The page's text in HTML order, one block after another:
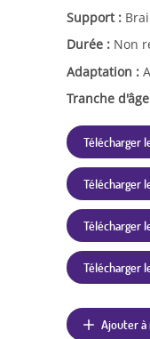
Support :
Durée : Non
Adaptation :
Tranche
Télécharger
Télécharger
Télécharger
Télécharger
Ajouter à